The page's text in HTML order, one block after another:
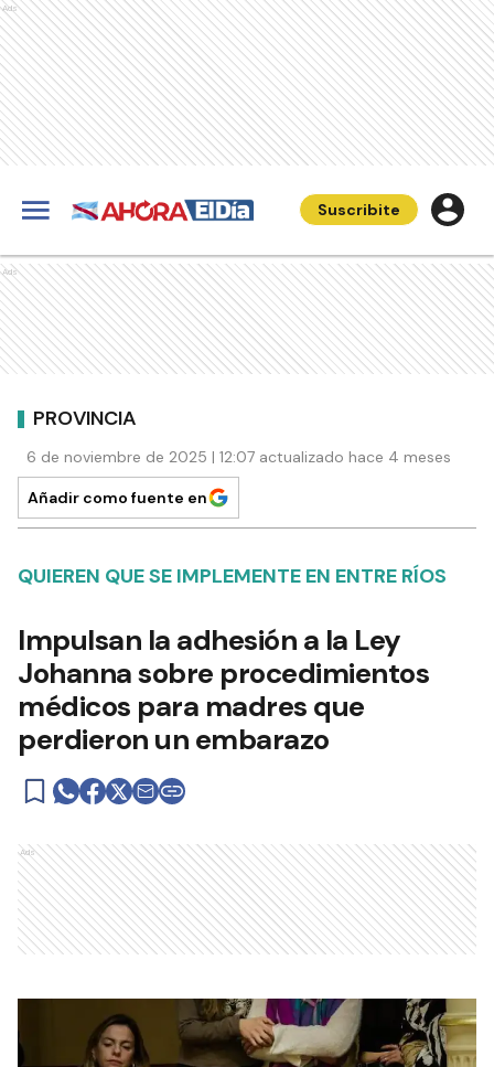
Ads
Suscribite
Ads
PROVINCIA
6 de noviembre de 2025 | 12:07 actualizado hace 4 meses
Añadir como fuente en
QUIEREN QUE SE IMPLEMENTE EN ENTRE RÍOS
Impulsan la adhesión a la Ley
Johanna sobre procedimientos
médicos para madres que
perdieron un embarazo
Ads